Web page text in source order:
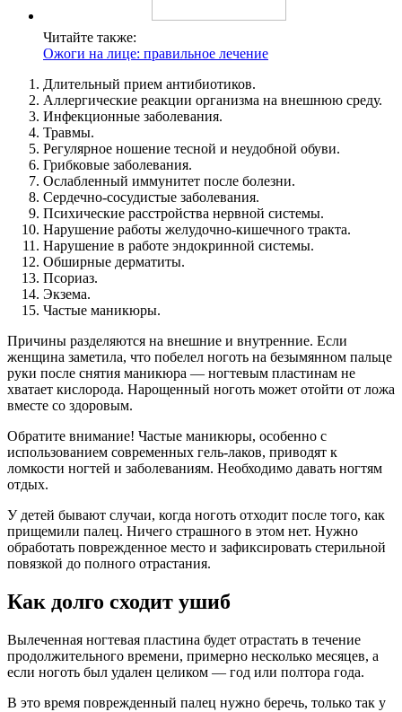
Читайте также:
Ожоги на лице: правильное лечение
Длительный прием антибиотиков.
Аллергические реакции организма на внешнюю среду.
Инфекционные заболевания.
Травмы.
Регулярное ношение тесной и неудобной обуви.
Грибковые заболевания.
Ослабленный иммунитет после болезни.
Сердечно-сосудистые заболевания.
Психические расстройства нервной системы.
Нарушение работы желудочно-кишечного тракта.
Нарушение в работе эндокринной системы.
Обширные дерматиты.
Псориаз.
Экзема.
Частые маникюры.
Причины разделяются на внешние и внутренние. Если
женщина заметила, что побелел ноготь на безымянном пальце
руки после снятия маникюра — ногтевым пластинам не
хватает кислорода. Нарощенный ноготь может отойти от ложа
вместе со здоровым.
Обратите внимание! Частые маникюры, особенно с
использованием современных гель-лаков, приводят к
ломкости ногтей и заболеваниям. Необходимо давать ногтям
отдых.
У детей бывают случаи, когда ноготь отходит после того, как
прищемили палец. Ничего страшного в этом нет. Нужно
обработать поврежденное место и зафиксировать стерильной
повязкой до полного отрастания.
Как долго сходит ушиб
Вылеченная ногтевая пластина будет отрастать в течение
продолжительного времени, примерно несколько месяцев, а
если ноготь был удален целиком — год или полтора года.
В это время поврежденный палец нужно беречь, только так у